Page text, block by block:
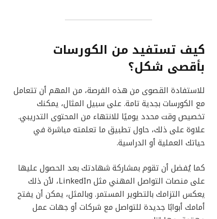
كيف تستفيد من الكورسات
بأقصى شكل؟
للاستفادة القصوى من هذه الفرصة، من المهم أن تتعامل
مع الكورسات بجدية تامة. على سبيل المثال، يمكنك
تخصيص وقت محدد يوميًا للانتهاء من المحتوى التدريبي.
علاوة على ذلك، حاول تطبيق ما تعلمته مباشرة في
حياتك العملية أو الدراسية.
كما يُفضل أن تقوم بمشاركة شهادتك بعد الحصول عليها
على منصات التواصل المهني مثل LinkedIn، لأن ذلك
يعكس التزامك بالتطوير المستمر. وبالمثل، يمكن أن يفتح
أمامك أبوابًا جديدة للتواصل مع شركات أو جهات عمل